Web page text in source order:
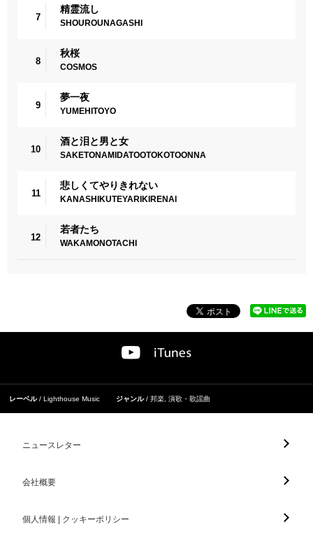
7
精霊流し
SHOUROUNAGASHI
8
秋桜
COSMOS
9
夢一夜
YUMEHITOYO
10
酒と泪と男と女
SAKETONAMIDATOOTOKOTOONNA
11
悲しくてやりきれない
KANASHIKUTEYARIKIRENAI
12
若者たち
WAKAMONOTACHI
レーベル Lighthouse Music ジャンル 邦楽 演歌・歌謡曲
ニュースレター
会社概要
個人情報 | クッキーポリシー